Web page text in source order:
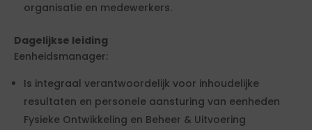
organisatie en medewerkers.
Dagelijkse leiding
Eenheidsmanager:
Is integraal verantwoordelijk voor inhoudelijke
resultaten en personele aansturing van eenheden
Fysieke Ontwikkeling en Beheer & Uitvoering